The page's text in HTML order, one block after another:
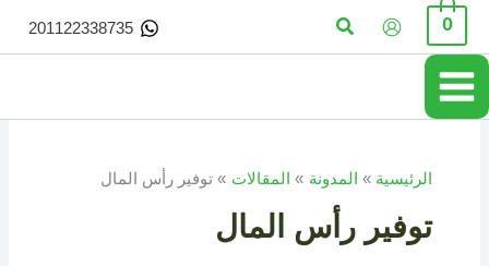
تخطي
المحتوى
0 البحث 201122338735
الرئيسية المدونة المقالات توفير رأس المال
توفير رأس المال